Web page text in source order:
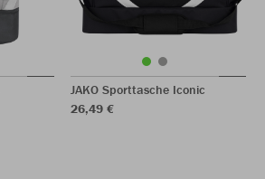
JAKO Sporttasche Iconic
26,49 €